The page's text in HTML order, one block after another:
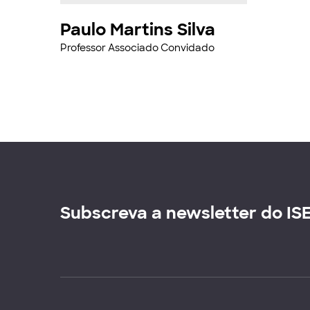
Paulo Martins Silva
Professor Associado Convidado
Subscreva a newsletter do